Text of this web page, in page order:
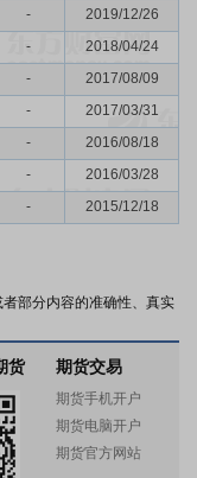
-
2019/12/26
-
2018/04/24
-
2017/08/09
-
2017/03/31
-
2016/08/18
-
2016/03/28
- 2015/12/18
部分内容的准确性、真实
货 期货交易
期货手机开户
期货电脑开户
期货官方网站